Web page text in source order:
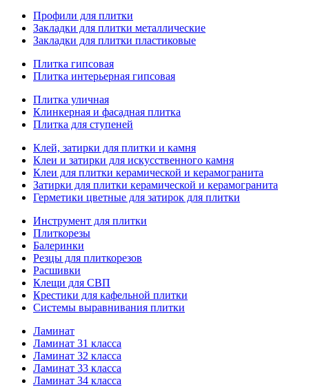
Профили для плитки
Закладки для плитки металлические
Закладки для плитки пластиковые
Плитка гипсовая
Плитка интерьерная гипсовая
Плитка уличная
Клинкерная и фасадная плитка
Плитка для ступеней
Клей, затирки для плитки и камня
Клеи и затирки для искусственного камня
Клеи для плитки керамической и керамогранита
Затирки для плитки керамической и керамогранита
Герметики цветные для затирок для плитки
Инструмент для плитки
Плиткорезы
Балеринки
Резцы для плиткорезов
Расшивки
Клещи для СВП
Крестики для кафельной плитки
Системы выравнивания плитки
Ламинат
Ламинат 31 класса
Ламинат 32 класса
Ламинат 33 класса
Ламинат 34 класса